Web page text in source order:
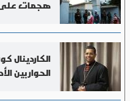
هجمات على
الكاردينال
الحوار بين